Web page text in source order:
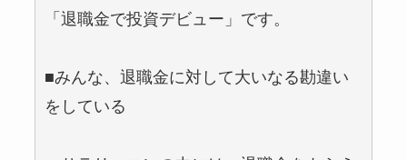
「退職金で投資デビュー」です。
■みんな、退職金に対して大いなる勘違い
をしている